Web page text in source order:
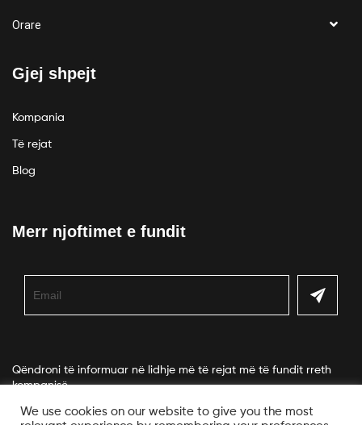
Orare
Gjej shpejt
Kompania
Të rejat
Blog
Merr njoftimet e fundit
Qëndroni të informuar në lidhje më të rejat më të fundit rreth
kompanisë.
We use cookies on our website to give you the most